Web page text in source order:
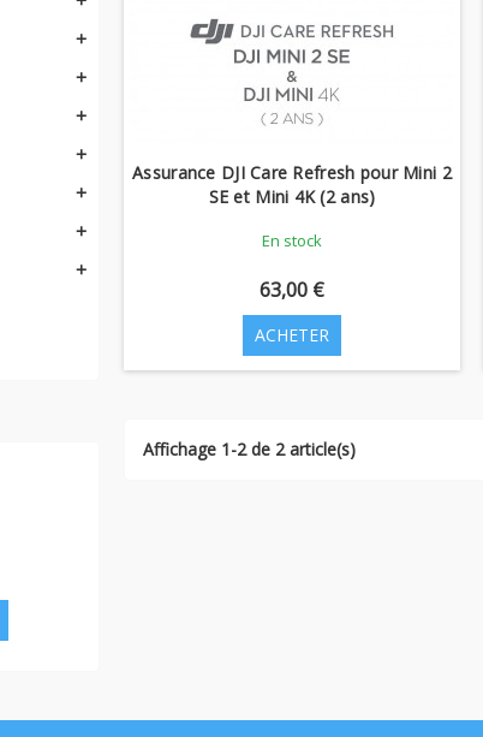
add
add
add
add
add
add
add
Assurance DJI Care Refresh pour Mini 2
SE et Mini 4K (2 ans)
En stock
63,00 €
ACHETER
Affichage 1-2 de 2 article(s)